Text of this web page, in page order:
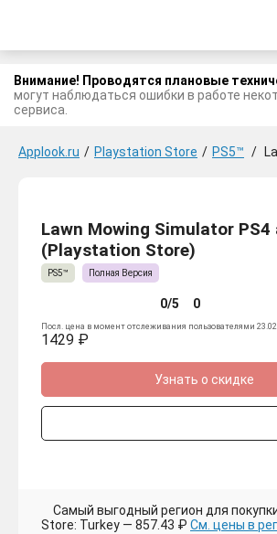
Внимание! Проводятся плановые
могут наблюдаться ошибки в работе
сервиса.
Applook.ru / Playstation Store / PS5™ /
Lawn Mowing Simulator PS4
(Playstation Store)
PS5™ Полная Версия
0/5 0
Посл. цена в момент отслеживания пользователями
1429 ₽
Узнать о скидке
Самый выгодный регион для
Store: Turkey — 857.43 ₽ См. цены в